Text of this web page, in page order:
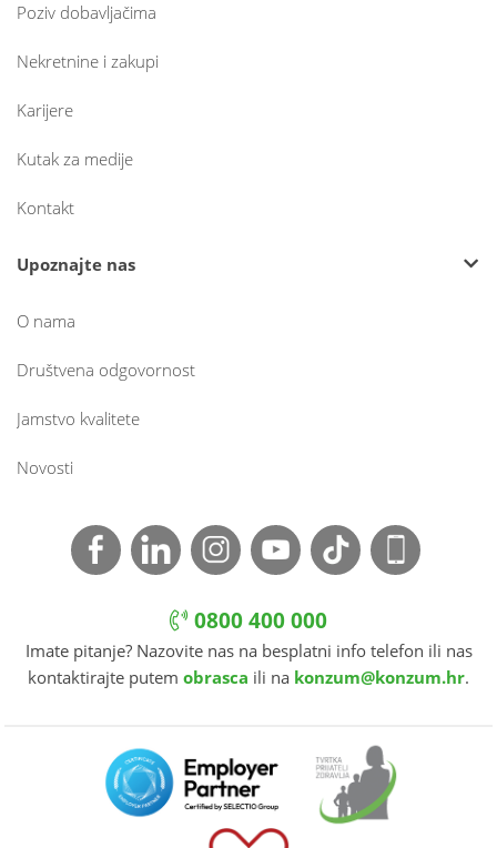
Poziv dobavljačima
Nekretnine i zakupi
Karijere
Kutak za medije
Kontakt
Upoznajte nas
O nama
Društvena odgovornost
Jamstvo kvalitete
Novosti
0800 400 000
Imate pitanje? Nazovite nas na besplatni info telefon ili nas
kontaktirajte putem obrasca ili na konzum@konzum.hr.